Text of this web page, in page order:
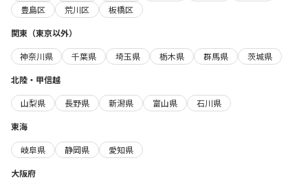
豊島区
荒川区
板橋区
関東（東京以外）
神奈川県
千葉県 埼玉県 栃木県 群馬県
茨城県
北陸・甲信越
山梨県
長野県 新潟県 富山県
石川県
東海
岐阜県
静岡県
愛知県
大阪府